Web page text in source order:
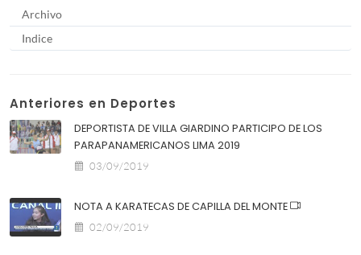
Archivo
Indice
Anteriores en Deportes
DEPORTISTA DE VILLA GIARDINO PARTICIPO DE LOS
PARAPANAMERICANOS LIMA 2019
03/09/2019
NOTA A KARATECAS DE CAPILLA DEL MONTE
02/09/2019